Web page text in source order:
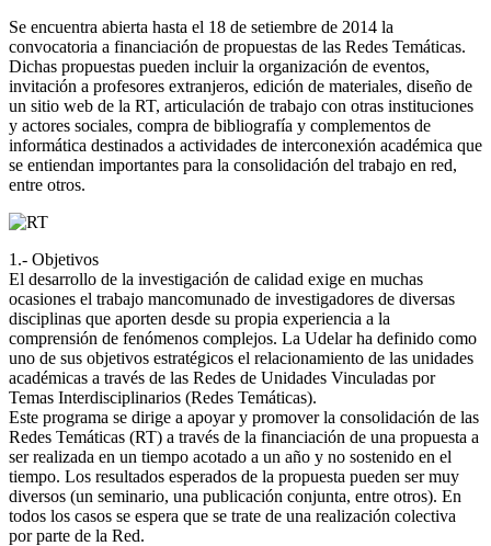
Se encuentra abierta hasta el 18 de setiembre de 2014 la
convocatoria a financiación de propuestas de las Redes Temáticas.
Dichas propuestas pueden incluir la organización de eventos,
invitación a profesores extranjeros, edición de materiales, diseño de
un sitio web de la RT, articulación de trabajo con otras instituciones
y actores sociales, compra de bibliografía y complementos de
informática destinados a actividades de interconexión académica que
se entiendan importantes para la consolidación del trabajo en red,
entre otros.
1.- Objetivos
El desarrollo de la investigación de calidad exige en muchas
ocasiones el trabajo mancomunado de investigadores de diversas
disciplinas que aporten desde su propia experiencia a la
comprensión de fenómenos complejos. La Udelar ha definido como
uno de sus objetivos estratégicos el relacionamiento de las unidades
académicas a través de las Redes de Unidades Vinculadas por
Temas Interdisciplinarios (Redes Temáticas).
Este programa se dirige a apoyar y promover la consolidación de las
Redes Temáticas (RT) a través de la financiación de una propuesta a
ser realizada en un tiempo acotado a un año y no sostenido en el
tiempo. Los resultados esperados de la propuesta pueden ser muy
diversos (un seminario, una publicación conjunta, entre otros). En
todos los casos se espera que se trate de una realización colectiva
por parte de la Red.